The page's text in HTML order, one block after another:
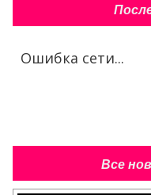
Ошибка сети...
Все